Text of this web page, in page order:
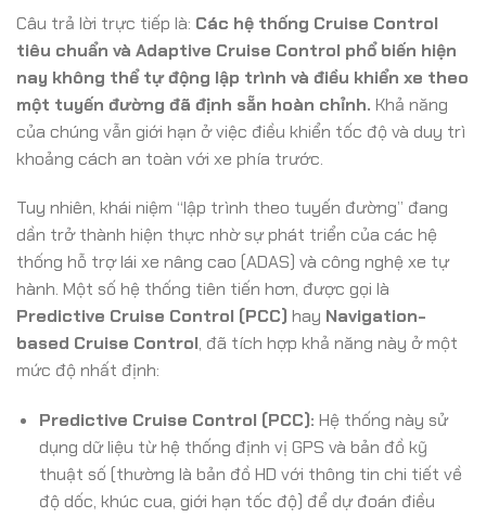
Câu trả lời trực tiếp là: Các hệ thống Cruise Control
tiêu chuẩn và Adaptive Cruise Control phổ biến hiện
nay không thể tự động lập trình và điều khiển xe theo
một tuyến đường đã định sẵn hoàn chỉnh. Khả năng
của chúng vẫn giới hạn ở việc điều khiển tốc độ và duy trì
khoảng cách an toàn với xe phía trước.
Tuy nhiên, khái niệm “lập trình theo tuyến đường” đang
dần trở thành hiện thực nhờ sự phát triển của các hệ
thống hỗ trợ lái xe nâng cao (ADAS) và công nghệ xe tự
hành. Một số hệ thống tiên tiến hơn, được gọi là
Predictive Cruise Control (PCC) hay Navigation-
based Cruise Control, đã tích hợp khả năng này ở một
mức độ nhất định:
Predictive Cruise Control (PCC): Hệ thống này sử
dụng dữ liệu từ hệ thống định vị GPS và bản đồ kỹ
thuật số (thường là bản đồ HD với thông tin chi tiết về
độ dốc, khúc cua, giới hạn tốc độ) để dự đoán điều